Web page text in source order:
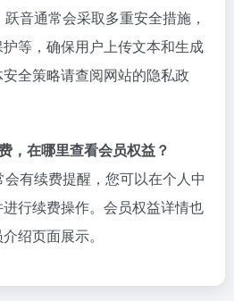
音通常会采取多重安全措施，
等，确保用户上传文本和生成
全策略请查阅网站的隐私政
，在哪里查看会员权益？
有续费提醒，您可以在个人中
行续费操作。会员权益详情也
绍页面展示。